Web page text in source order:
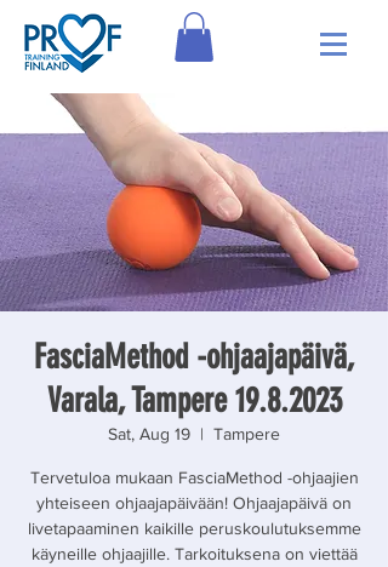
FasciaMethod -ohjaajapäivä,
Varala, Tampere 19.8.2023
Sat, Aug 19
  |
Tampere
Tervetuloa mukaan FasciaMethod -ohjaajien
yhteiseen ohjaajapäivään! Ohjaajapäivä on
livetapaaminen kaikille peruskoulutuksemme
käyneille ohjaajille. Tarkoituksena on viettää